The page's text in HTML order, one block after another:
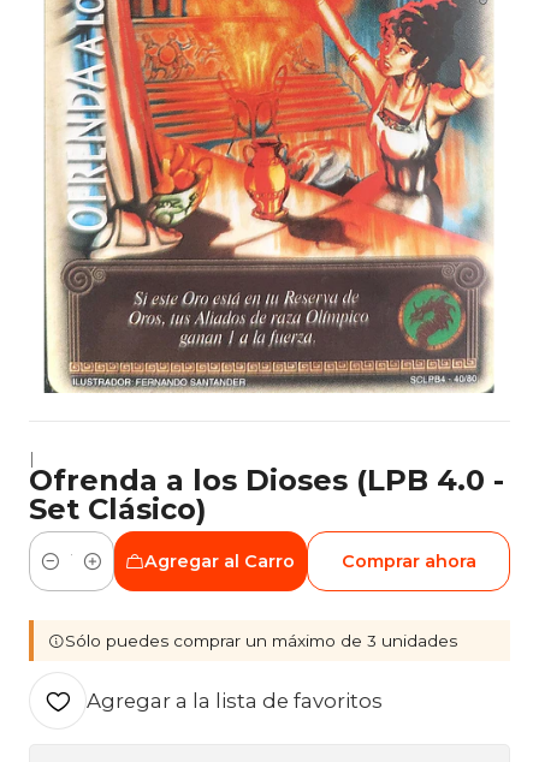
|
Ofrenda a los Dioses (LPB 4.0 -
Set Clásico)
Cantidad
Agregar al Carro Comprar ahora
Sólo puedes comprar un máximo de 3 unidades
Agregar a la lista de favoritos